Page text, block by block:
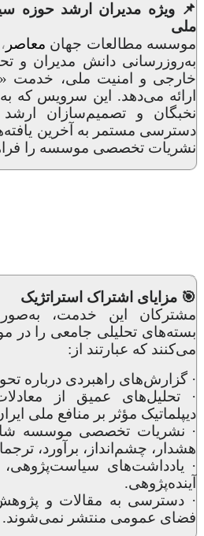
📌 ویژه مدیران ارشد حوزه
ملی
موسسه مطالعات جهان معاصر ،
به‌روزرسانی دانش مدیران و
خارجی و امنیت ملی، خدمت
ارائه می‌دهد. این سرویس که
نخبگان و تصمیم‌سازان
دسترسی مستمر به آخرین
نشریات تخصصی موسسه را
🎯 مزایای اشتراک استراتژیک
مشترکان این خدمت،
بسته‌های تحلیلی جامعی را در
می‌کنند که عبارتند از:
· گزارش‌های راهبردی درباره
· تحلیل‌های عمیق از
دیپلماتیک مؤثر بر منافع ملی
· نشریات تخصصی موسسه
هشدار، چشم‌انداز، برآورد،
· یادداشت‌های سیاست‌پژوهی،
آینده‌پژوهی.
· دسترسی به مقالات و
فضای عمومی منتشر نمی‌شوند.